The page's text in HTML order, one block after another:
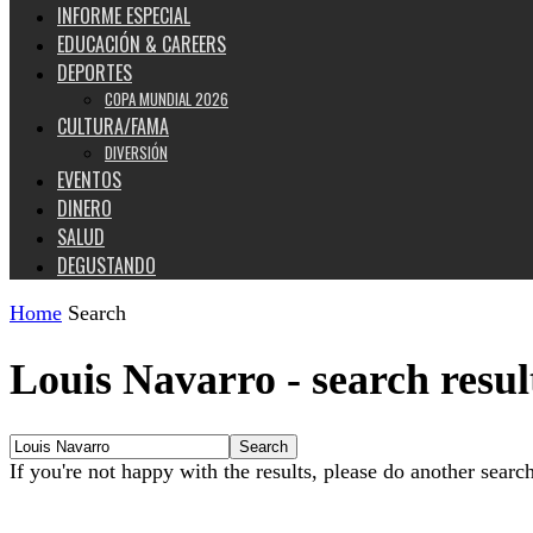
INFORME ESPECIAL
EDUCACIÓN & CAREERS
DEPORTES
COPA MUNDIAL 2026
CULTURA/FAMA
DIVERSIÓN
EVENTOS
DINERO
SALUD
DEGUSTANDO
Home Search
Louis Navarro - search
If you're not happy with the results, please do another